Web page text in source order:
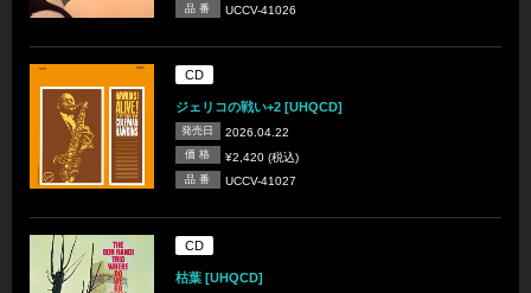
品 番 UCCV-41026
CD
ジェリコの戦い+2 [UHQCD]
発売日 2026.04.22
価 格 ¥2,420 (税込)
品 番 UCCV-41027
CD
枯葉 [UHQCD]